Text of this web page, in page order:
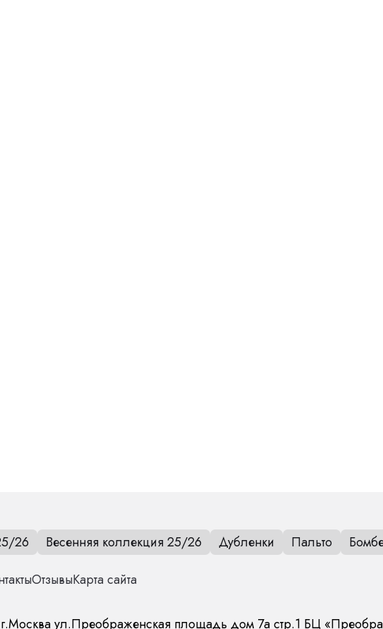
“хакки” 80 см.
“черный” 80 см.
26 Весенняя коллекция 25/26 Дубленки Пальто
ОтзывыКарта сайта
г.Москваул.Преображенская площадь дом 7а стр.1 БЦ